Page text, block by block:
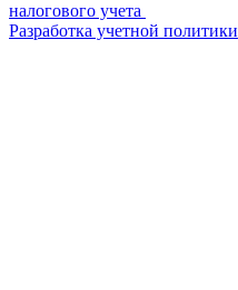
налогового учета
Разработка учетной политики